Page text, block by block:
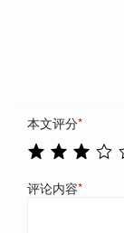
本文评分*
评论内容*